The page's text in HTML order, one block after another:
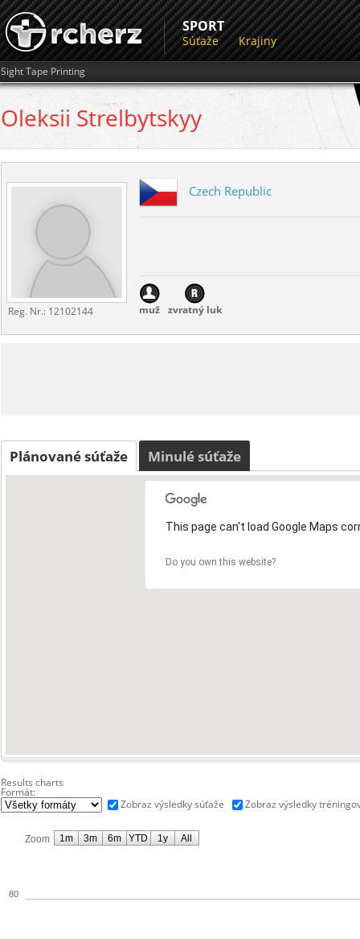
SPORT
Súťaže Krajiny
Sight Tape Printing
Oleksii Strelbytskyy
Reg. Nr.: 12102144
Czech Republic
muž zvratný luk
Plánované súťaže Minulé súťaže
This page can't load Google Maps
Do you own this website?
Results charts
Formát:
Zobraz výsledky súťaže
Zobraz výsledky
Zoom
80
1m 3m 6m YTD 1y All